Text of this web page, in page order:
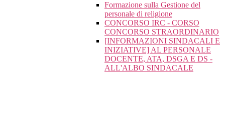
Formazione sulla Gestione del
personale di religione
CONCORSO IRC - CORSO
CONCORSO STRAORDINARIO
[INFORMAZIONI SINDACALI E
INIZIATIVE] AL PERSONALE
DOCENTE, ATA, DSGA E DS -
ALL'ALBO SINDACALE